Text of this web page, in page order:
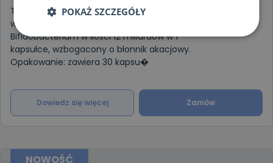
To suplement diety zawierający 6
wyselekcjonowanych szczepów
Bifidobacterium w ilości 12 miliardów w 1
kapsułce, wzbogacony o błonnik akacjowy.
Opakowanie: zawiera 30 kapsu�
Dowiedz się więcej Zamów
NOWOŚĆ
POKAŻ SZCZEGÓŁY